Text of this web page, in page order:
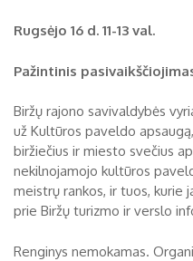
Rugsėjo 16 d. 11-13 val.
Pažintinis
Biržų rajono savivaldybės
už Kultūros paveldo
biržiečius ir miesto svečius
nekilnojamojo kultūros
meistrų rankos, ir tuos, kurie
prie Biržų turizmo ir verslo
Renginys nemokamas.